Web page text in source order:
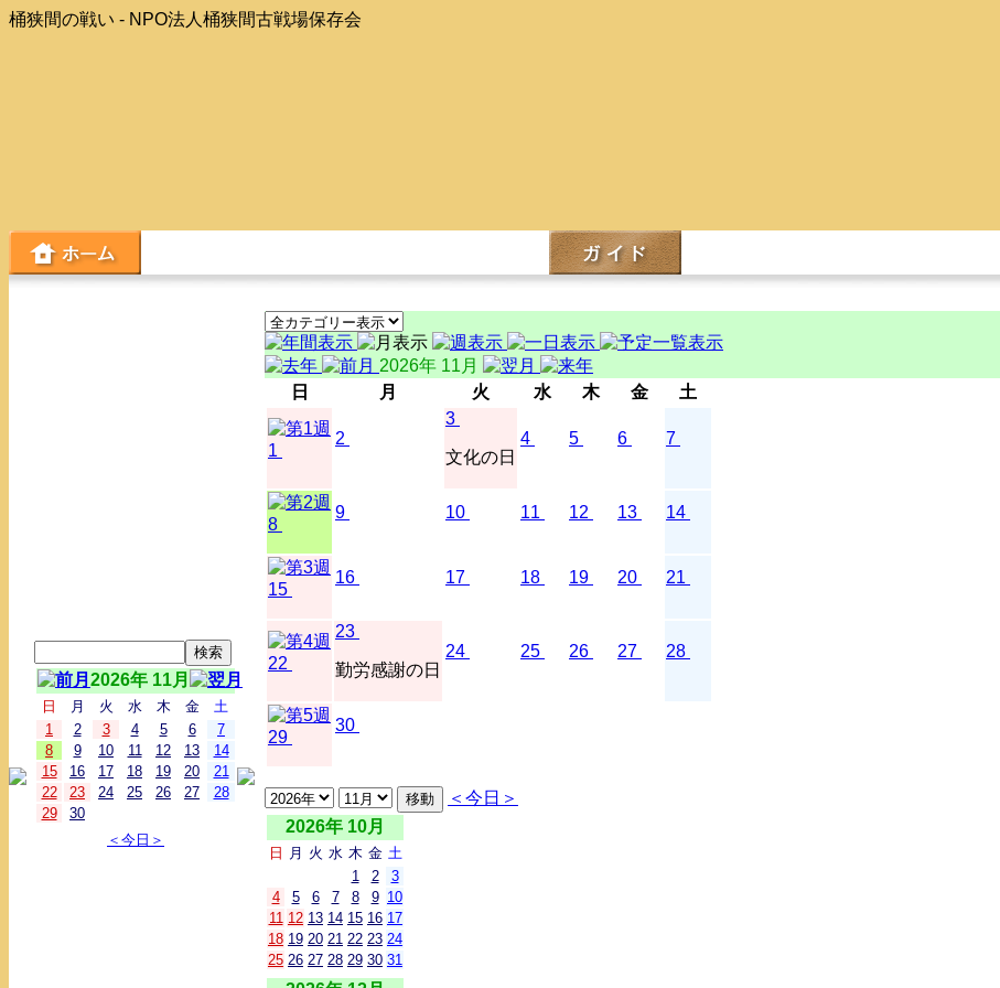
桶狭間の戦い - NPO法人桶狭間古戦場保存会
2026年 11月
日 月 火 水 木 金
土
1
2 3 4 5 6
7
8
9 10 11 12 13
14
15
16 17 18 19 20
21
22
23 24 25 26 27
28
29
30
＜今日＞
2026年 11月
日
月 火 水 木 金 土
1
2
3
文化の日
4 5 6 7
8
9 10 11 12 13 14
15
16 17 18 19 20 21
22
23
勤労感謝の日
24 25 26 27 28
29
30
＜今日＞
2026年 10月
日 月 火 水 木 金 土
1
2
3
4
5 6 7 8 9 10
11 12 13 14 15 16 17
18 19 20 21 22 23 24
25 26 27 28 29 30 31